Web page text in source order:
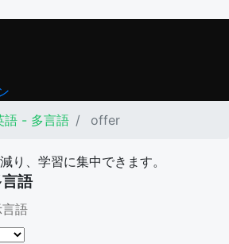
語 - 多言語 offer
り、学習に集中できます。
語
語